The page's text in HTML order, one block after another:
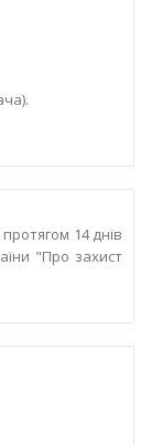
14 днів
"Про захист